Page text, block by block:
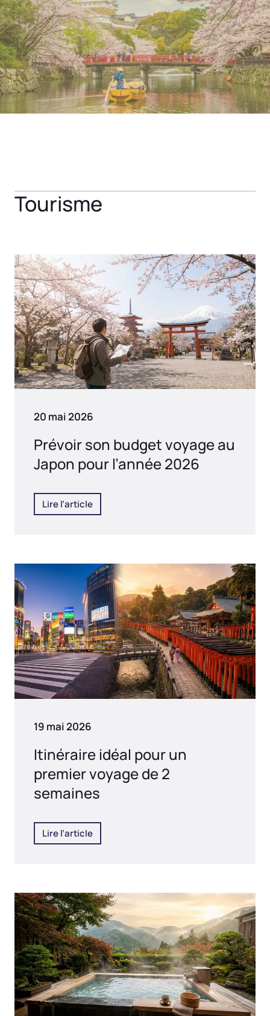
Tourisme
20 mai 2026
Prévoir son budget voyage au
Japon pour l’année 2026
Lire l’article
19 mai 2026
Itinéraire idéal pour un
premier voyage de 2
semaines
Lire l’article